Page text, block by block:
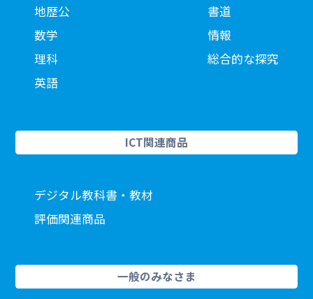
地歴公
数学
理科
英語
書道
情報
総合的な探究
ICT関連商品
デジタル教科書・教材
評価関連商品
一般のみなさま